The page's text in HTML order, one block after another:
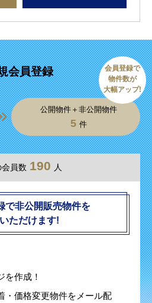
会員登録
公開物件＋非公開物件
5 件
会員登録で
物件数が
大幅アップ!
員数 190 人
で非公開販売物件を
ただけます!
を作成！
・価格変更物件をメール配